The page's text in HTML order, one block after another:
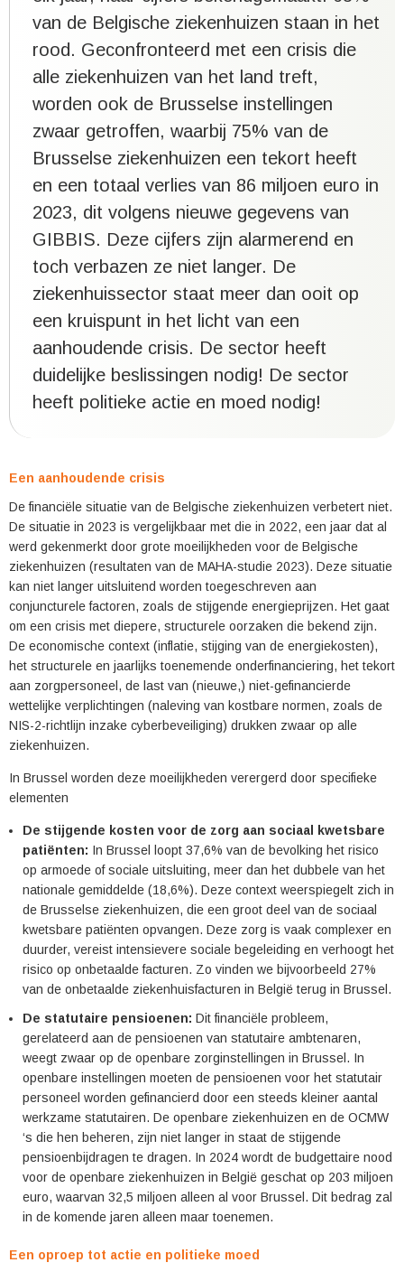
van de Belgische ziekenhuizen staan in het
rood. Geconfronteerd met een crisis die
alle ziekenhuizen van het land treft,
worden ook de Brusselse instellingen
zwaar getroffen, waarbij 75% van de
Brusselse ziekenhuizen een tekort heeft
en een totaal verlies van 86 miljoen euro in
2023, dit volgens nieuwe gegevens van
GIBBIS. Deze cijfers zijn alarmerend en
toch verbazen ze niet langer. De
ziekenhuissector staat meer dan ooit op
een kruispunt in het licht van een
aanhoudende crisis. De sector heeft
duidelijke beslissingen nodig! De sector
heeft politieke actie en moed nodig!
Een aanhoudende crisis
De financiële situatie van de Belgische ziekenhuizen verbetert niet.
De situatie in 2023 is vergelijkbaar met die in 2022, een jaar dat al
werd gekenmerkt door grote moeilijkheden voor de Belgische
ziekenhuizen (resultaten van de MAHA-studie 2023). Deze situatie
kan niet langer uitsluitend worden toegeschreven aan
conjuncturele factoren, zoals de stijgende energieprijzen. Het gaat
om een crisis met diepere, structurele oorzaken die bekend zijn.
De economische context (inflatie, stijging van de energiekosten),
het structurele en jaarlijks toenemende onderfinanciering, het tekort
aan zorgpersoneel, de last van (nieuwe,) niet-gefinancierde
wettelijke verplichtingen (naleving van kostbare normen, zoals de
NIS-2-richtlijn inzake cyberbeveiliging) drukken zwaar op alle
ziekenhuizen.
In Brussel worden deze moeilijkheden verergerd door specifieke
elementen
De stijgende kosten voor de zorg aan sociaal kwetsbare
patiënten: In Brussel loopt 37,6% van de bevolking het risico
op armoede of sociale uitsluiting, meer dan het dubbele van het
nationale gemiddelde (18,6%). Deze context weerspiegelt zich in
de Brusselse ziekenhuizen, die een groot deel van de sociaal
kwetsbare patiënten opvangen. Deze zorg is vaak complexer en
duurder, vereist intensievere sociale begeleiding en verhoogt het
risico op onbetaalde facturen. Zo vinden we bijvoorbeeld 27%
van de onbetaalde ziekenhuisfacturen in België terug in Brussel.
De statutaire pensioenen: Dit financiële probleem,
gerelateerd aan de pensioenen van statutaire ambtenaren,
weegt zwaar op de openbare zorginstellingen in Brussel. In
openbare instellingen moeten de pensioenen voor het statutair
personeel worden gefinancierd door een steeds kleiner aantal
werkzame statutairen. De openbare ziekenhuizen en de OCMW
‘s die hen beheren, zijn niet langer in staat de stijgende
pensioenbijdragen te dragen. In 2024 wordt de budgettaire nood
voor de openbare ziekenhuizen in België geschat op 203 miljoen
euro, waarvan 32,5 miljoen alleen al voor Brussel. Dit bedrag zal
in de komende jaren alleen maar toenemen.
Een oproep tot actie en politieke moed